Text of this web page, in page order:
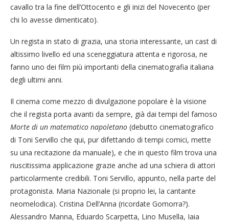
cavallo tra la fine dell’Ottocento e gli inizi del Novecento (per
chi lo avesse dimenticato).
Un regista in stato di grazia, una storia interessante, un cast di
altissimo livello ed una sceneggiatura attenta e rigorosa, ne
fanno uno dei film più importanti della cinematografia italiana
degli ultimi anni.
Il cinema come mezzo di divulgazione popolare è la visione
che il regista porta avanti da sempre, già dai tempi del famoso
Morte di un matematico napoletano (debutto cinematografico
di Toni Servillo che qui, pur difettando di tempi comici, mette
su una recitazione da manuale), e che in questo film trova una
riuscitissima applicazione grazie anche ad una schiera di attori
particolarmente credibili. Toni Servillo, appunto, nella parte del
protagonista. Maria Nazionale (si proprio lei, la cantante
neomelodica). Cristina Dell’Anna (ricordate Gomorra?).
Alessandro Manna, Eduardo Scarpetta, Lino Musella, Iaia